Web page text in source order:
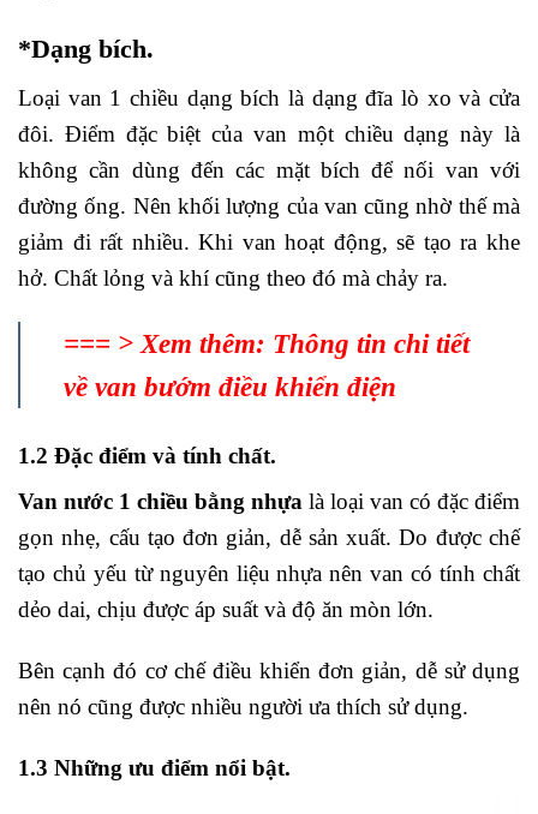
*Dạng bích.
Loại van 1 chiều dạng bích là dạng đĩa lò xo và cửa
đôi. Điểm đặc biệt của van một chiều dạng này là
không cần dùng đến các mặt bích để nối van với
đường ống. Nên khối lượng của van cũng nhờ thế mà
giảm đi rất nhiều. Khi van hoạt động, sẽ tạo ra khe
hở. Chất lỏng và khí cũng theo đó mà chảy ra.
=== > Xem thêm: Thông tin chi tiết
về van bướm điều khiển điện
1.2 Đặc điểm và tính chất.
Van nước 1 chiều bằng nhựa là loại van có đặc điểm
gọn nhẹ, cấu tạo đơn giản, dễ sản xuất. Do được chế
tạo chủ yếu từ nguyên liệu nhựa nên van có tính chất
dẻo dai, chịu được áp suất và độ ăn mòn lớn.
Bên cạnh đó cơ chế điều khiển đơn giản, dễ sử dụng
nên nó cũng được nhiều người ưa thích sử dụng.
1.3 Những ưu điểm nổi bật.